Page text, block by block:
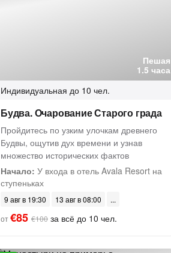
Пешая
1.5 часа
Индивидуальная до 10 чел.
Будва. Очарование Старого града
Пройдитесь по узким улочкам древнего
Будвы, ощутив дух времени и узнав
множество исторических фактов
Начало: У входа в отель Avala Resort на
ступеньках
9 авг в 19:30
13 авг в 08:00
от€85 €100 за всё до 10 чел.